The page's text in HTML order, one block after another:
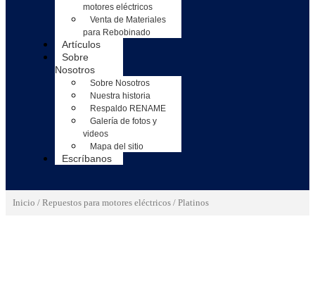
motores eléctricos
Venta de Materiales
para Rebobinado
Artículos
Sobre
Nosotros
Sobre Nosotros
Nuestra historia
Respaldo RENAME
Galería de fotos y
videos
Mapa del sitio
Escríbanos
Inicio / Repuestos para motores eléctricos / Platinos